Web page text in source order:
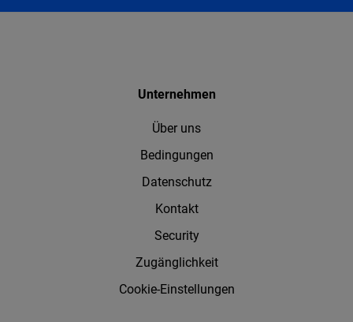
Unternehmen
Über uns
Bedingungen
Datenschutz
Kontakt
Security
Zugänglichkeit
Cookie-Einstellungen